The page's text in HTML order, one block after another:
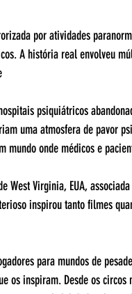
por atividades
A história real envolveu
psiquiátricos
uma atmosfera de pavor
mundo onde médicos e
West Virginia, EUA,
inspirou tanto filmes
para mundos de
inspiram. Desde os circos